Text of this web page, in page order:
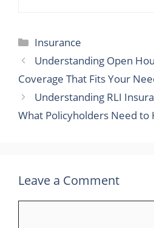
Categories
Insurance
Understanding Open
Coverage That Fits Your
Understanding RLI
What Policyholders Need to
Leave a Comment